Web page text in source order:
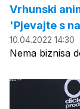
Vrhunski
'Pjevajte s
10.04.2022 14:30
Nema biznisa